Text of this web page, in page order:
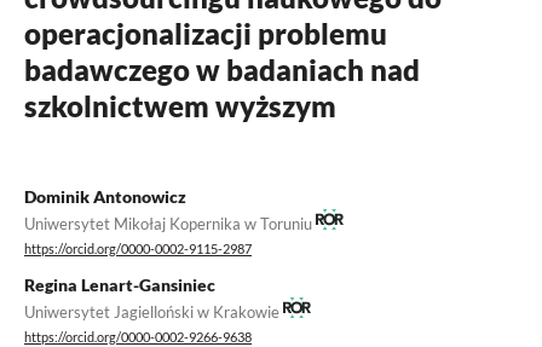
operacjonalizacji problemu
badawczego w badaniach nad
szkolnictwem wyższym
Dominik Antonowicz
Uniwersytet Mikołaj Kopernika w Toruniu
https://orcid.org/0000-0002-9115-2987
Regina Lenart-Gansiniec
Uniwersytet Jagielloński w Krakowie
https://orcid.org/0000-0002-9266-9638